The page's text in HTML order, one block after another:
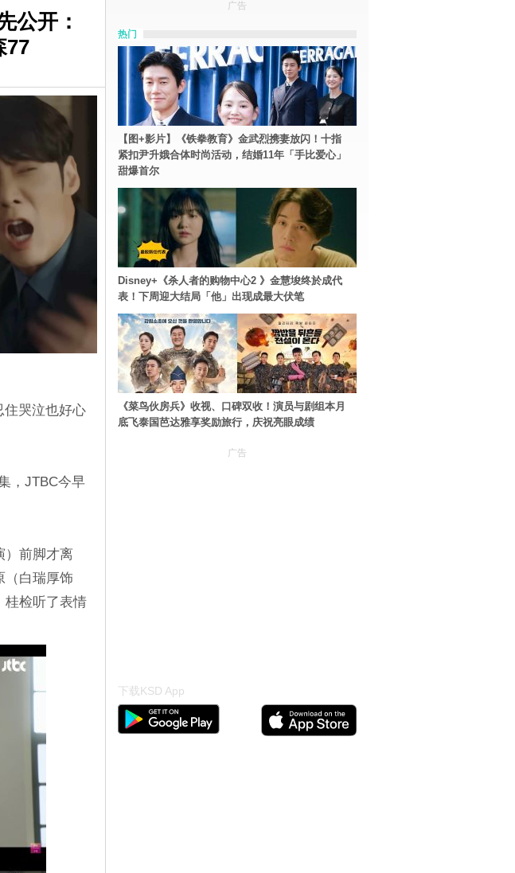
公开：
77
住哭泣也好心
，JTBC今早
）前脚才离
（白瑞厚饰
桂检听了表情
广告
热门
【图+影片】《铁拳教育》金武烈携妻放闪！十指
紧扣尹升娥合体时尚活动，结婚11年「手比爱心」
甜爆首尔
Disney+《杀人者的购物中心2 》金慧埈终於成代
表！下周迎大结局「他」出现成最大伏笔
《菜鸟伙房兵》收视、口碑双收！演员与剧组本月
底飞泰国芭达雅享奖励旅行，庆祝亮眼成绩
广告
下载KSD App